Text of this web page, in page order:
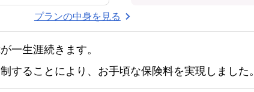
プランの中身を見る
一生涯続きます。
することにより、お手頃な保険料を実現しました。